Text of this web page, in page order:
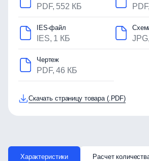
PDF, 552 КБ
IES-файл
IES, 1 КБ
Чертеж
PDF, 46 КБ
Скачать страницу товара (.PDF)
Характеристики Расчет